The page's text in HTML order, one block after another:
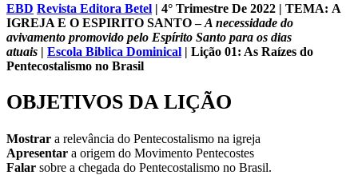
EBD Revista Editora Betel | 4° Trimestre De 2022 | TEMA: A
IGREJA E O ESPIRITO SANTO –A necessidade do
avivamento promovido pelo Espírito Santo para os dias
atuais | Escola Biblica Dominical | Lição 01: As Raízes do
Pentecostalismo no Brasil
OBJETIVOS DA LIÇÃO
Mostrar a relevância do Pentecostalismo na igreja
Apresentar a origem do Movimento Pentecostes
Falar sobre a chegada do Pentecostalismo no Brasil.